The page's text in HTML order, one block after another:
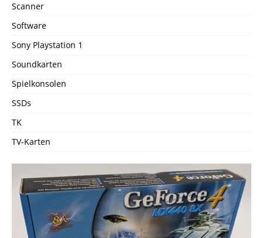
Scanner
Software
Sony Playstation 1
Soundkarten
Spielkonsolen
SSDs
TK
TV-Karten